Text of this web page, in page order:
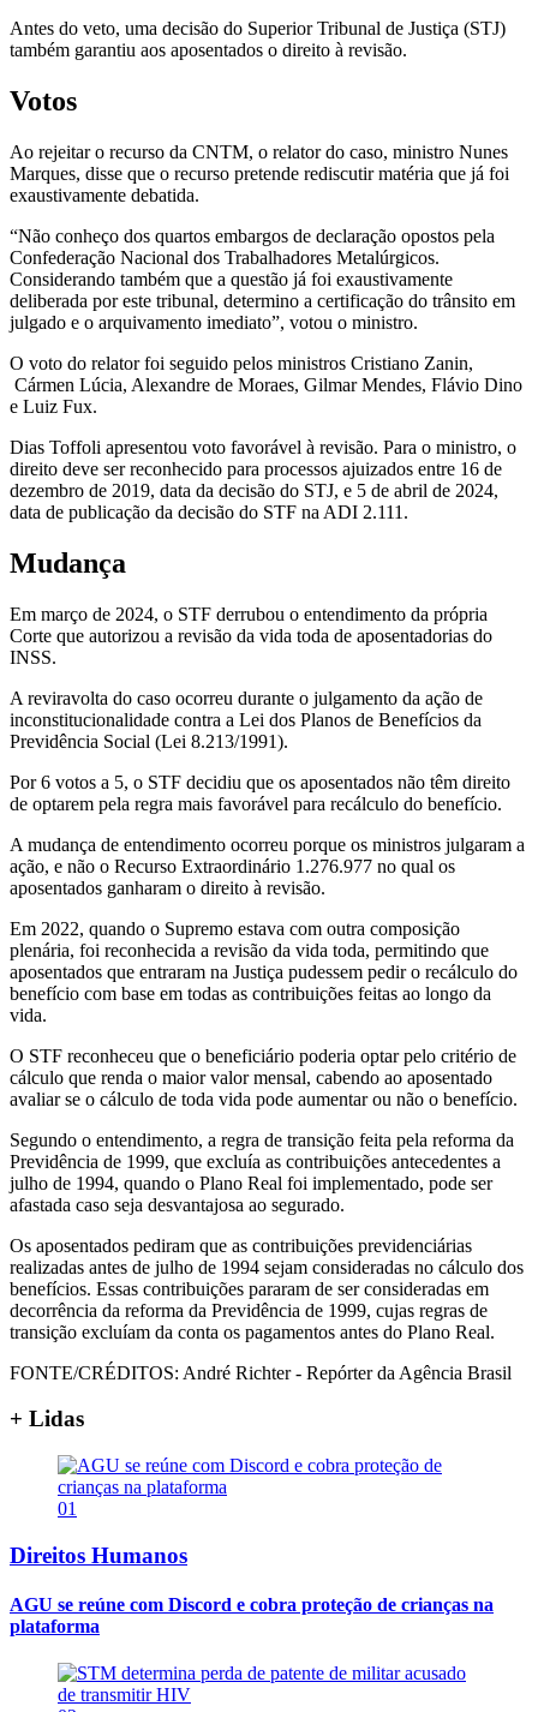
Antes do veto, uma decisão do Superior Tribunal de Justiça (STJ)
também garantiu aos aposentados o direito à revisão.
Votos
Ao rejeitar o recurso da CNTM, o relator do caso, ministro Nunes
Marques, disse que o recurso pretende rediscutir matéria que já foi
exaustivamente debatida.
“Não conheço dos quartos embargos de declaração opostos pela
Confederação Nacional dos Trabalhadores Metalúrgicos.
Considerando também que a questão já foi exaustivamente
deliberada por este tribunal, determino a certificação do trânsito em
julgado e o arquivamento imediato”, votou o ministro.
O voto do relator foi seguido pelos ministros Cristiano Zanin,
Cármen Lúcia, Alexandre de Moraes, Gilmar Mendes, Flávio Dino
e Luiz Fux.
Dias Toffoli apresentou voto favorável à revisão. Para o ministro, o
direito deve ser reconhecido para processos ajuizados entre 16 de
dezembro de 2019, data da decisão do STJ, e 5 de abril de 2024,
data de publicação da decisão do STF na ADI 2.111.
Mudança
Em março de 2024, o STF derrubou o entendimento da própria
Corte que autorizou a revisão da vida toda de aposentadorias do
INSS.
A reviravolta do caso ocorreu durante o julgamento da ação de
inconstitucionalidade contra a Lei dos Planos de Benefícios da
Previdência Social (Lei 8.213/1991).
Por 6 votos a 5, o STF decidiu que os aposentados não têm direito
de optarem pela regra mais favorável para recálculo do benefício.
A mudança de entendimento ocorreu porque os ministros julgaram a
ação, e não o Recurso Extraordinário 1.276.977 no qual os
aposentados ganharam o direito à revisão.
Em 2022, quando o Supremo estava com outra composição
plenária, foi reconhecida a revisão da vida toda, permitindo que
aposentados que entraram na Justiça pudessem pedir o recálculo do
benefício com base em todas as contribuições feitas ao longo da
vida.
O STF reconheceu que o beneficiário poderia optar pelo critério de
cálculo que renda o maior valor mensal, cabendo ao aposentado
avaliar se o cálculo de toda vida pode aumentar ou não o benefício.
Segundo o entendimento, a regra de transição feita pela reforma da
Previdência de 1999, que excluía as contribuições antecedentes a
julho de 1994, quando o Plano Real foi implementado, pode ser
afastada caso seja desvantajosa ao segurado.
Os aposentados pediram que as contribuições previdenciárias
realizadas antes de julho de 1994 sejam consideradas no cálculo dos
benefícios. Essas contribuições pararam de ser consideradas em
decorrência da reforma da Previdência de 1999, cujas regras de
transição excluíam da conta os pagamentos antes do Plano Real.
FONTE/CRÉDITOS: André Richter - Repórter da Agência Brasil
+ Lidas
01
Direitos Humanos
AGU se reúne com Discord e cobra proteção de crianças na
plataforma